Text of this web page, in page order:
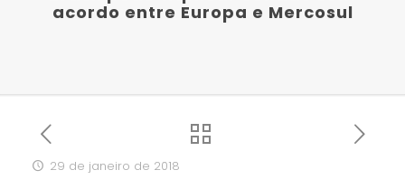
acordo entre Europa e Mercosul
29 de janeiro de 2018